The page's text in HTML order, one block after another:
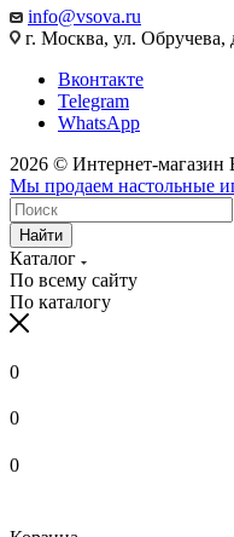
info@vsova.ru
г. Москва, ул. Обручева,
Вконтакте
Telegram
WhatsApp
2026 © Интернет-магазин
Мы продаем настольные
Найти
Каталог
По всему сайту
По каталогу
0
0
0